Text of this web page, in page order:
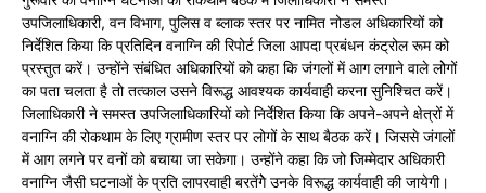
उपजिलाधिकारी, वन विभाग, पुलिस व ब्लाक स्तर पर नामित नोडल अधिकारियों को
निर्देशित किया कि प्रतिदिन वनाग्नि की रिपोर्ट जिला आपदा प्रबंधन कंट्रोल रूम को
प्रस्तुत करें। उन्होंने संबंधित अधिकारियों को कहा कि जंगलों में आग लगाने वाले लोेगों
का पता चलता है तो तत्काल उसने विरूद्ध आवश्यक कार्यवाही करना सुनिश्चित करें।
जिलाधिकारी ने समस्त उपजिलाधिकारियों को निर्देशित किया कि अपने-अपने क्षेत्रों में
वनाग्नि की रोकथाम के लिए ग्रामीण स्तर पर लोगों के साथ बैठक करें। जिससे जंगलों
में आग लगने पर वनों को बचाया जा सकेगा। उन्होंने कहा कि जो जिम्मेदार अधिकारी
वनाग्नि जैसी घटनाओं के प्रति लापरवाही बरतेंगेेे उनके विरूद्ध कार्यवाही की जायेगी।